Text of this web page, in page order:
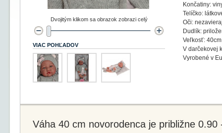
Končatiny:
Telíčko:
Oči:
Dudlík:
Veľkosť:
V darčekovej
Vyrobené v
Dvojitým klikom sa obrazok zobrazi celý
VIAC POHĽADOV
Váha 40 cm novorodenca je približne